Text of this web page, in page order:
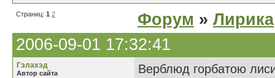
Страниц: 1 2 Форум » Лирика
2006-09-01 17:32:41
Гэлахэд
Автор сайта
Верблюд горбатою